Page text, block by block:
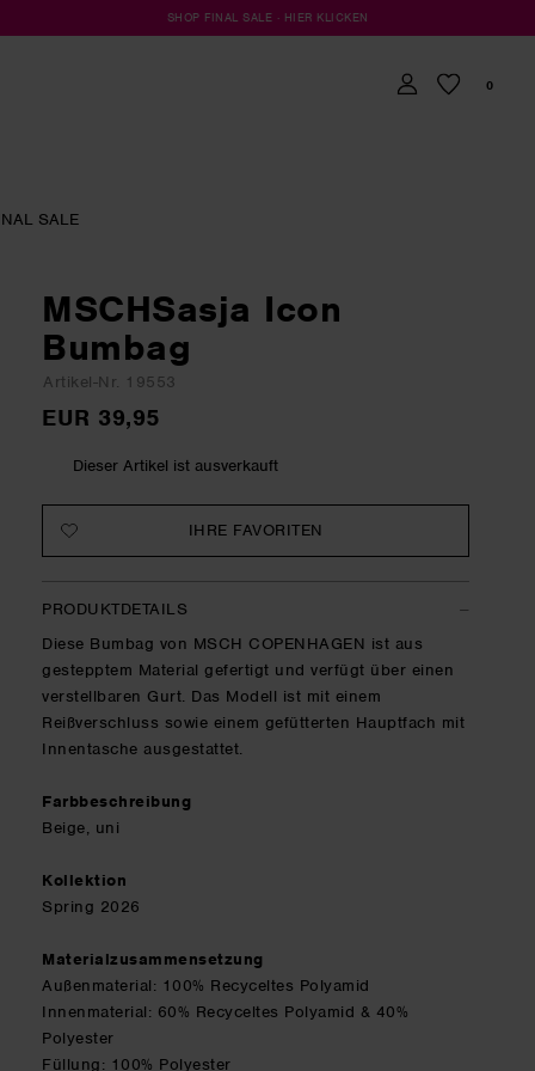
SHOP FINAL SALE · HIER KLICKEN
0
SALE
MSCHSasja Icon
Bumbag
Artikel-Nr. 19553
EUR 39,95
Dieser Artikel ist ausverkauft
IHRE FAVORITEN
PRODUKTDETAILS
Diese Bumbag von MSCH COPENHAGEN ist aus
gestepptem Material gefertigt und verfügt über einen
verstellbaren Gurt. Das Modell ist mit einem
Reißverschluss sowie einem gefütterten Hauptfach mit
Innentasche ausgestattet.
Farbbeschreibung
Beige, uni
Kollektion
Spring 2026
Materialzusammensetzung
Außenmaterial: 100% Recyceltes Polyamid
Innenmaterial: 60% Recyceltes Polyamid & 40%
Polyester
Füllung: 100% Polyester